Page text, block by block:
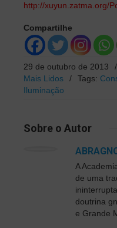
http://xuyun.zatma.org/
Compartilhe
29 de outubro de 2013 /
Mais Lidos
/ Tags:
Iluminação
Sobre o Autor
A
de uma
doutrina
e Grande